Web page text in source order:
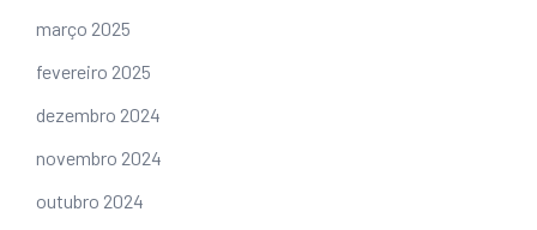
março 2025
fevereiro 2025
dezembro 2024
novembro 2024
outubro 2024